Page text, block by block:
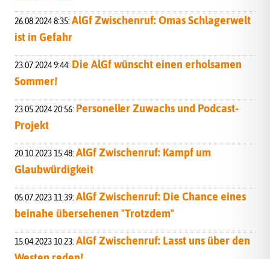
26.08.2024 8:35: AlGf Zwischenruf: Omas Schlagerwelt
ist in Gefahr
23.07.2024 9:44: Die AlGf wünscht einen erholsamen
Sommer!
23.05.2024 20:56: Personeller Zuwachs und Podcast-
Projekt
20.10.2023 15:48: AlGf Zwischenruf: Kampf um
Glaubwürdigkeit
05.07.2023 11:39: AlGf Zwischenruf: Die Chance eines
beinahe übersehenen "Trotzdem"
15.04.2023 10:23: AlGf Zwischenruf: Lasst uns über den